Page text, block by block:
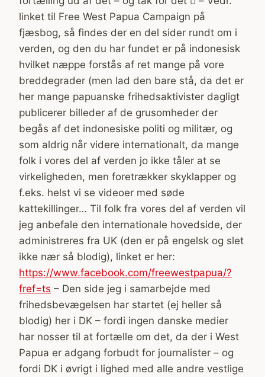
linket til Free West Papua Campaign på
fjæsbog, så findes der en del sider rundt om i
verden, og den du har fundet er på indonesisk
hvilket næppe forstås af ret mange på vore
breddegrader (men lad den bare stå, da det er
her mange papuanske frihedsaktivister dagligt
publicerer billeder af de grusomheder der
begås af det indonesiske politi og militær, og
som aldrig når videre internationalt, da mange
folk i vores del af verden jo ikke tåler at se
virkeligheden, men foretrækker skyklapper og
f.eks. helst vi se videoer med søde
kattekillinger… Til folk fra vores del af verden vil
jeg anbefale den internationale hovedside, der
administreres fra UK (den er på engelsk og slet
ikke nær så blodig), linket er her:
https://www.facebook.com/freewestpapua/?
fref=ts – Den side jeg i samarbejde med
frihedsbevægelsen har startet (ej heller så
blodig) her i DK – fordi ingen danske medier
har nosser til at fortælle om det, da der i West
Papua er adgang forbudt for journalister – og
fordi DK i øvrigt i lighed med alle andre vestlige